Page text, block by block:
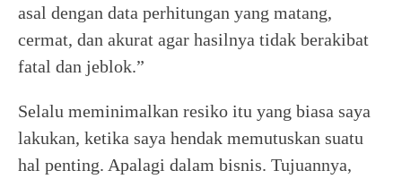
asal dengan data perhitungan yang matang,
cermat, dan akurat agar hasilnya tidak berakibat
fatal dan jeblok.”
Selalu meminimalkan resiko itu yang biasa saya
lakukan, ketika saya hendak memutuskan suatu
hal penting. Apalagi dalam bisnis. Tujuannya,